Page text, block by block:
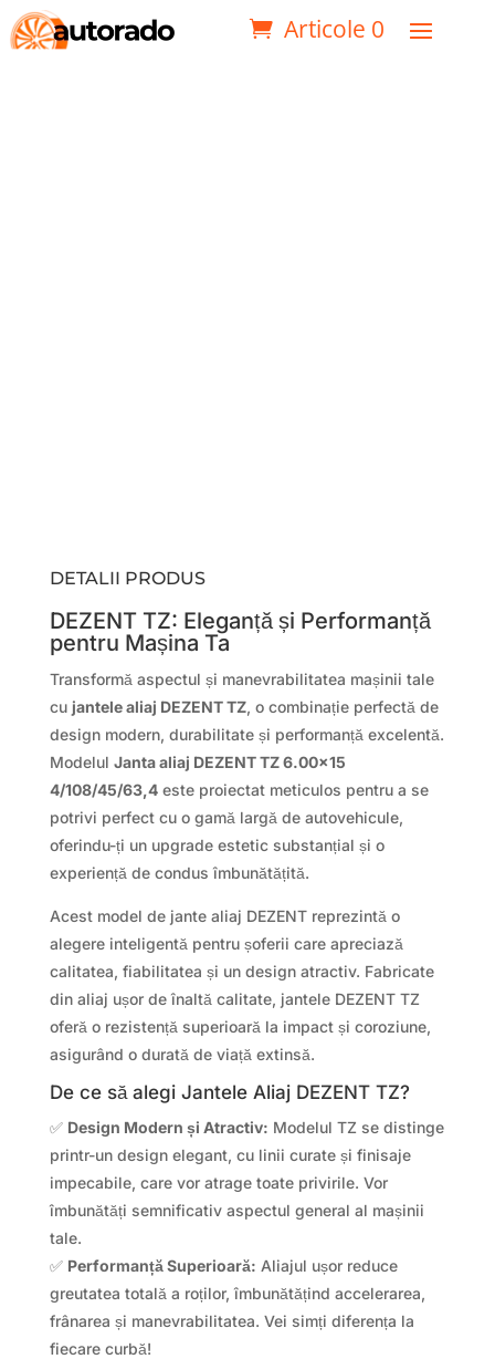
Articole 0
DETALII PRODUS
DEZENT TZ: Eleganță și Performanță
pentru Mașina Ta
Transformă aspectul și manevrabilitatea mașinii tale
cu jantele aliaj DEZENT TZ, o combinație perfectă de
design modern, durabilitate și performanță excelentă.
Modelul Janta aliaj DEZENT TZ 6.00×15
4/108/45/63,4este proiectat meticulos pentru a se
potrivi perfect cu o gamă largă de autovehicule,
oferindu-ți un upgrade estetic substanțial și o
experiență de condus îmbunătățită.
Acest model de jante aliaj DEZENT reprezintă o
alegere inteligentă pentru șoferii care apreciază
calitatea, fiabilitatea și un design atractiv. Fabricate
din aliaj ușor de înaltă calitate, jantele DEZENT TZ
oferă o rezistență superioară la impact și coroziune,
asigurând o durată de viață extinsă.
De ce să alegi Jantele Aliaj DEZENT TZ?
✅ Design Modern și Atractiv: Modelul TZ se distinge
printr-un design elegant, cu linii curate și finisaje
impecabile, care vor atrage toate privirile. Vor
îmbunătăți semnificativ aspectul general al mașinii
tale.
✅ Performanță Superioară: Aliajul ușor reduce
greutatea totală a roților, îmbunătățind accelerarea,
frânarea și manevrabilitatea. Vei simți diferența la
fiecare curbă!